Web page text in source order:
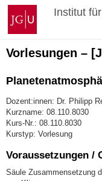
Zum
Inhalt
springen
Johannes
Gutenberg-
Universität
Mainz
Institut
Vorlesungen –
Dozent:innen: Dr. Philipp
Kurzname: 08.110.8030
Kurs-Nr.: 08.110.8030
Kurstyp: Vorlesung
Voraussetzungen /
Säule Zusammensetzung